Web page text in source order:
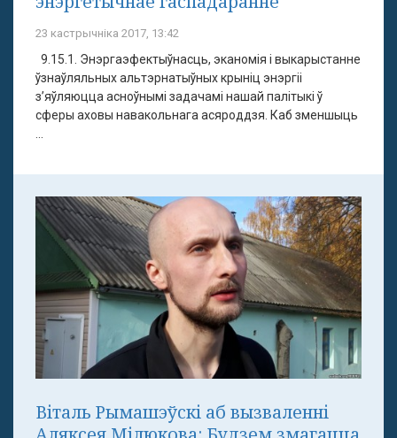
23 кастрычніка 2017, 13:42
9.15.1. Энэргаэфектыўнасць, эканомія і выкарыстанне
ўзнаўляльных альтэрнатыўных крыніц энэргіі
з’яўляюцца асноўнымі задачамі нашай палітыкі ў
сферы аховы навакольнага асяроддзя. Каб зменшыць
...
Віталь Рымашэўскі аб вызваленні